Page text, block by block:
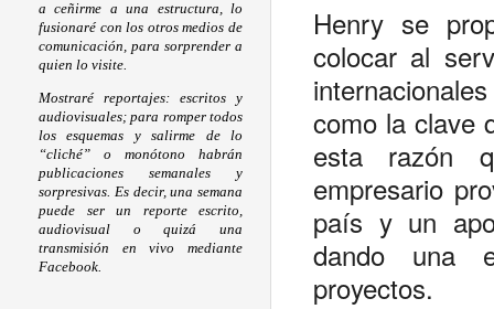
Henry se
colocar al
como la clave
esta razón
empresario
país y un
dando una
proyectos.
a ceñirme a una estructura, lo
fusionaré con los otros medios de
comunicación, para sorprender a
quien lo visite.
Mostraré reportajes: escritos y
audiovisuales; para romper todos
los esquemas y salirme de lo
“cliché” o monótono habrán
publicaciones semanales y
sorpresivas. Es decir, una semana
puede ser un reporte escrito,
audiovisual o quizá una
transmisión en vivo mediante
Facebook.